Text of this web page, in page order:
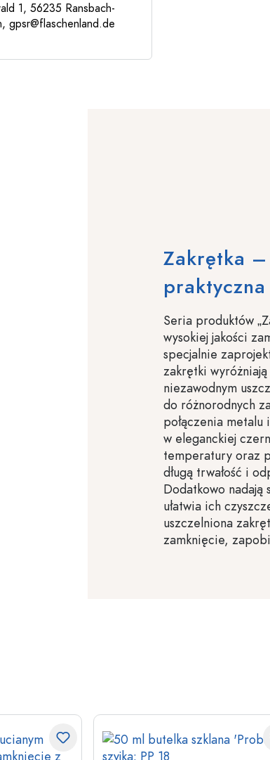
1, 56235 Ransbach-
gpsr@flaschenland.de
Zakrętka
Seria produktów
wysokiej jakości
specjalnie
zakrętki
niezawodnym
do różnorodnych
połączenia
w eleganckiej
temperatury oraz
długą trwałość i
Dodatkowo nadają
ułatwia ich
uszczelniona
zamknięcie,